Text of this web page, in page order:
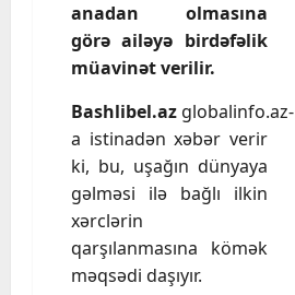
anadan olmasına
görə ailəyə birdəfəlik
müavinət verilir.
Bashlibel.az globalinfo.az-
a istinadən xəbər verir
ki, bu, uşağın dünyaya
gəlməsi ilə bağlı ilkin
xərclərin
qarşılanmasına kömək
məqsədi daşıyır.